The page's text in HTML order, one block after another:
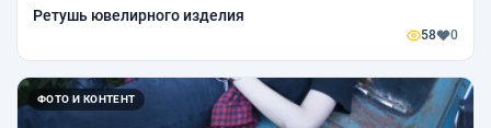
Ретушь ювелирного изделия
58 0
ФОТО И КОНТЕНТ